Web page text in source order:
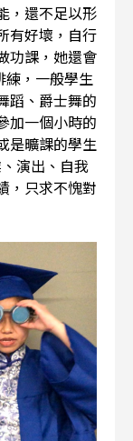
，還不足以形
有好壞，自行
功課，她還會
，一般學生
蹈、爵士舞的
加一個小時的
是曠課的學生
演出、自我
，只求不愧對